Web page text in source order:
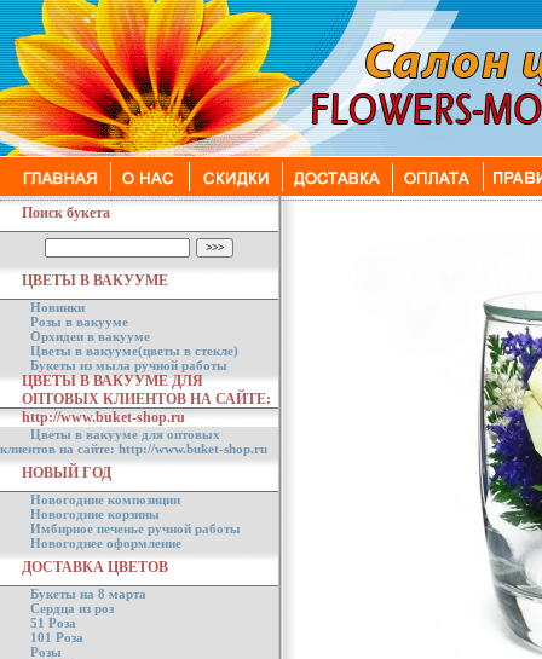
Поиск букета
ЦВЕТЫ В ВАКУУМЕ
Новинки
Розы в вакууме
Орхидеи в вакууме
Цветы в вакууме(цветы в стекле)
Букеты из мыла ручной работы
ЦВЕТЫ В ВАКУУМЕ ДЛЯ
ОПТОВЫХ КЛИЕНТОВ НА САЙТЕ:
http://www.buket-shop.ru
Цветы в вакууме для оптовых
клиентов на сайте: http://www.buket-shop.ru
НОВЫЙ ГОД
Новогодние композиции
Новогодние корзины
Имбирное печенье ручной работы
Новогоднее оформление
ДОСТАВКА ЦВЕТОВ
Букеты на 8 марта
Сердца из роз
51 Роза
101 Роза
Розы